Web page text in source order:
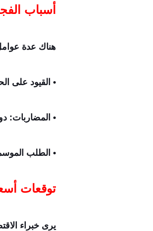
أسباب
هناك عدة
• القيود على
• المضاربات:
• الطلب
توقعات
يرى خبراء